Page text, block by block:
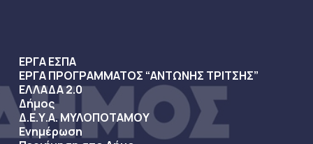
ΕΡΓΑ ΕΣΠΑ
ΕΡΓΑ ΠΡΟΓΡΑΜΜΑΤΟΣ “ΑΝΤΩΝΗΣ ΤΡΙΤΣΗΣ”
ΕΛΛΑΔΑ 2.0
Δήμος
Δ.Ε.Υ.Α. ΜΥΛΟΠΟΤΑΜΟΥ
Ενημέρωση